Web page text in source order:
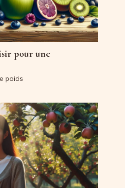
pour une
poids